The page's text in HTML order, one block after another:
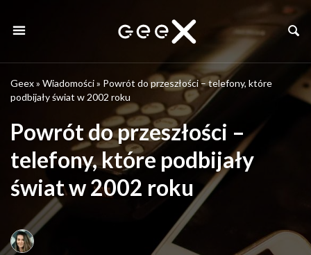
Geex» Wiadomości» Powrót do przeszłości – telefony, które
podbijały świat w 2002 roku
Powrót do przeszłości –
telefony, które podbijały
świat w 2002 roku